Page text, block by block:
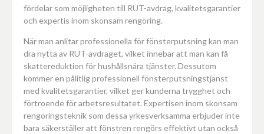
fördelar som möjligheten till RUT-avdrag, kvalitetsgarantier
och expertis inom skonsam rengöring.
När man anlitar professionella för fönsterputsning kan man
dra nytta av RUT-avdraget, vilket innebär att man kan få
skattereduktion för hushållsnära tjänster. Dessutom
kommer en pålitlig professionell fönsterputsningstjänst
med kvalitetsgarantier, vilket ger kunderna trygghet och
förtroende för arbetsresultatet. Expertisen inom skonsam
rengöringsteknik som dessa yrkesverksamma erbjuder inte
bara säkerställer att fönstren rengörs effektivt utan också